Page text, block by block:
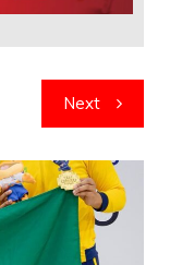
Next